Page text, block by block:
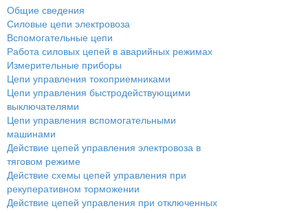
Общие сведения
Силовые цепи электровоза
Вспомогательные цепи
Работа силовых цепей в аварийных режимах
Измерительные приборы
Цепи управления токоприемниками
Цепи управления быстродействующими
выключателями
Цепи управления вспомогательными
машинами
Действие цепей управления электровоза в
тяговом режиме
Действие схемы цепей управления при
рекуперативном торможении
Действие цепей управления при отключенных